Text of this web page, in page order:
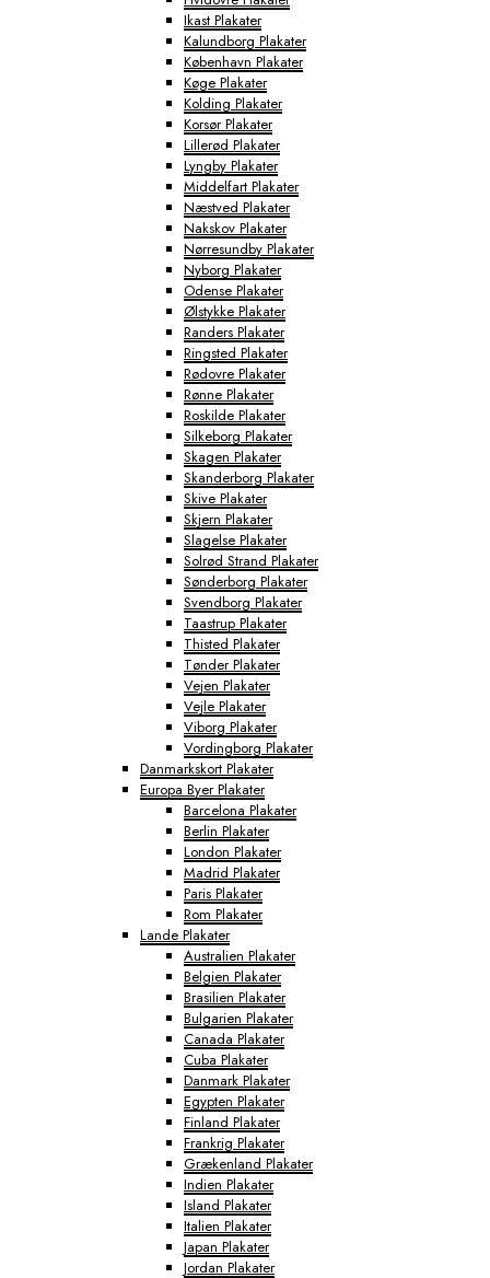
Ikast Plakater
Kalundborg Plakater
København Plakater
Køge Plakater
Kolding Plakater
Korsør Plakater
Lillerød Plakater
Lyngby Plakater
Middelfart Plakater
Næstved Plakater
Nakskov Plakater
Nørresundby Plakater
Nyborg Plakater
Odense Plakater
Ølstykke Plakater
Randers Plakater
Ringsted Plakater
Rødovre Plakater
Rønne Plakater
Roskilde Plakater
Silkeborg Plakater
Skagen Plakater
Skanderborg Plakater
Skive Plakater
Skjern Plakater
Slagelse Plakater
Solrød Strand Plakater
Sønderborg Plakater
Svendborg Plakater
Taastrup Plakater
Thisted Plakater
Tønder Plakater
Vejen Plakater
Vejle Plakater
Viborg Plakater
Vordingborg Plakater
Danmarkskort Plakater
Europa Byer Plakater
Barcelona Plakater
Berlin Plakater
London Plakater
Madrid Plakater
Paris Plakater
Rom Plakater
Lande Plakater
Australien Plakater
Belgien Plakater
Brasilien Plakater
Bulgarien Plakater
Canada Plakater
Cuba Plakater
Danmark Plakater
Egypten Plakater
Finland Plakater
Frankrig Plakater
Grækenland Plakater
Indien Plakater
Island Plakater
Italien Plakater
Japan Plakater
Jordan Plakater